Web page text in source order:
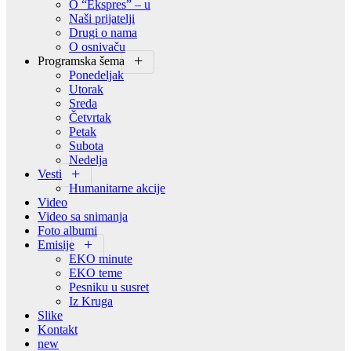
O “Ekspres” – u
Naši prijatelji
Drugi o nama
O osnivaču
Programska šema
Ponedeljak
Utorak
Sreda
Četvrtak
Petak
Subota
Nedelja
Vesti
Humanitarne akcije
Video
Video sa snimanja
Foto albumi
Emisije
EKO minute
EKO teme
Pesniku u susret
Iz Kruga
Slike
Kontakt
new